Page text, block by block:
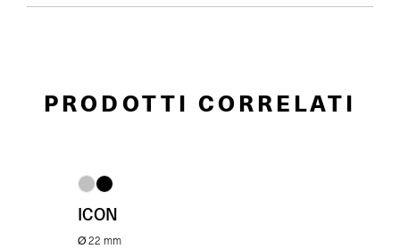
PRODOTTI CORRELATI
ICON
Ø 22 mm